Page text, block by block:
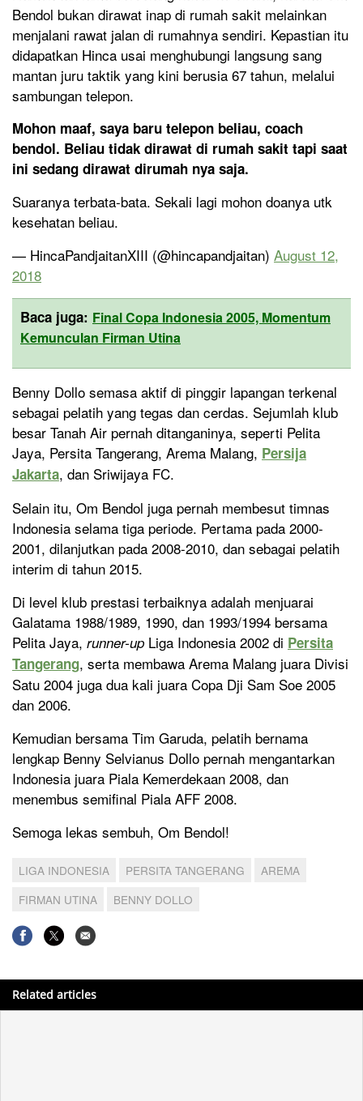
Bendol bukan dirawat inap di rumah sakit melainkan
menjalani rawat jalan di rumahnya sendiri. Kepastian itu
didapatkan Hinca usai menghubungi langsung sang
mantan juru taktik yang kini berusia 67 tahun, melalui
sambungan telepon.
Mohon maaf, saya baru telepon beliau, coach
bendol. Beliau tidak dirawat di rumah sakit tapi saat
ini sedang dirawat dirumah nya saja.
Suaranya terbata-bata. Sekali lagi mohon doanya utk
kesehatan beliau.
— HincaPandjaitanXIII (@hincapandjaitan) August 12,
2018
Baca juga: Final Copa Indonesia 2005, Momentum
Kemunculan Firman Utina
Benny Dollo semasa aktif di pinggir lapangan terkenal
sebagai pelatih yang tegas dan cerdas. Sejumlah klub
besar Tanah Air pernah ditanganinya, seperti Pelita
Jaya, Persita Tangerang, Arema Malang, Persija
Jakarta, dan Sriwijaya FC.
Selain itu, Om Bendol juga pernah membesut timnas
Indonesia selama tiga periode. Pertama pada 2000-
2001, dilanjutkan pada 2008-2010, dan sebagai pelatih
interim di tahun 2015.
Di level klub prestasi terbaiknya adalah menjuarai
Galatama 1988/1989, 1990, dan 1993/1994 bersama
Pelita Jaya, runner-up Liga Indonesia 2002 di Persita
Tangerang, serta membawa Arema Malang juara Divisi
Satu 2004 juga dua kali juara Copa Dji Sam Soe 2005
dan 2006.
Kemudian bersama Tim Garuda, pelatih bernama
lengkap Benny Selvianus Dollo pernah mengantarkan
Indonesia juara Piala Kemerdekaan 2008, dan
menembus semifinal Piala AFF 2008.
Semoga lekas sembuh, Om Bendol!
LIGA INDONESIA PERSITA TANGERANG
AREMA
FIRMAN UTINA
BENNY DOLLO
Related articles